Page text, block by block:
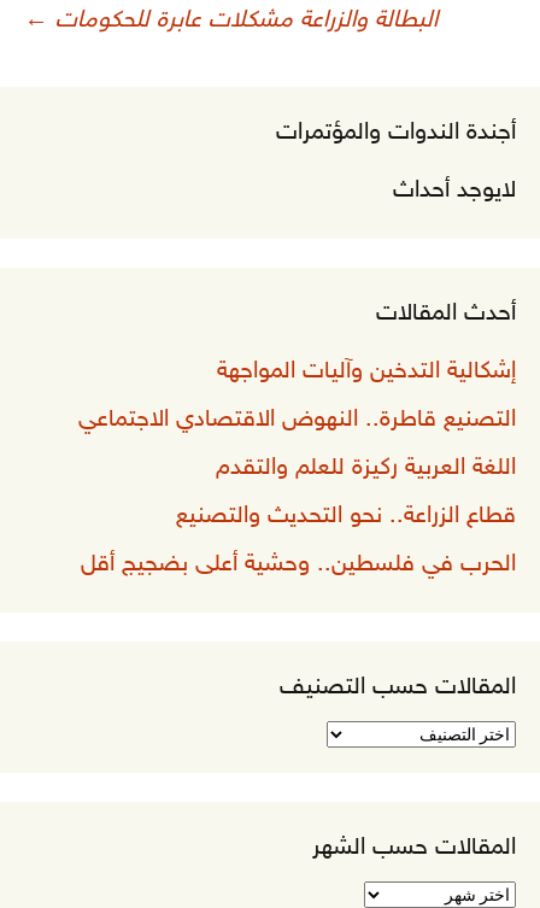
البطالة والزراعة مشكلات عابرة للحكومات ←
أجندة الندوات والمؤتمرات
لايوجد أحداث
أحدث المقالات
إشكالية التدخين وآليات المواجهة
التصنيع قاطرة.. النهوض الاقتصادي الاجتماعي
اللغة العربية ركيزة للعلم والتقدم
قطاع الزراعة.. نحو التحديث والتصنيع
الحرب في فلسطين.. وحشية أعلى بضجيج أقل
المقالات حسب التصنيف
المقالات
المقالات حسب الشهر
المقالات